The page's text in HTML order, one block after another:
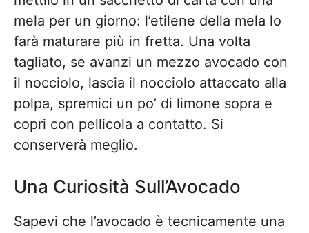
mela per un giorno: l’etilene della mela lo
farà maturare più in fretta. Una volta
tagliato, se avanzi un mezzo avocado con
il nocciolo, lascia il nocciolo attaccato alla
polpa, spremici un po’ di limone sopra e
copri con pellicola a contatto. Si
conserverà meglio.
Una Curiosità Sull’Avocado
Sapevi che l’avocado è tecnicamente una